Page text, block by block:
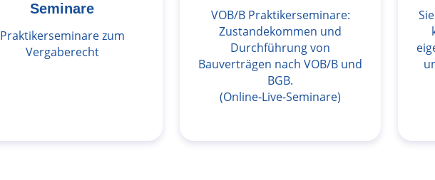
Seminare
Praktikerseminare zum
Vergaberecht
VOB/B Praktikerseminare:
Zustandekommen und
Durchführung von
Bauverträgen nach VOB/B und
BGB.
(Online-Live-Seminare)